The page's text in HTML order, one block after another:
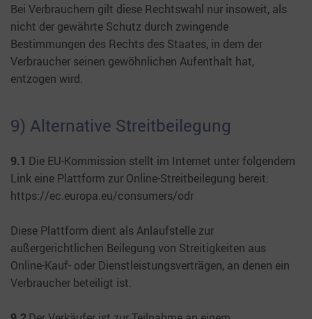
Bei Verbrauchern gilt diese Rechtswahl nur insoweit, als
nicht der gewährte Schutz durch zwingende
Bestimmungen des Rechts des Staates, in dem der
Verbraucher seinen gewöhnlichen Aufenthalt hat,
entzogen wird.
9) Alternative Streitbeilegung
9.1 Die EU-Kommission stellt im Internet unter folgendem
Link eine Plattform zur Online-Streitbeilegung bereit:
https://ec.europa.eu/consumers/odr
Diese Plattform dient als Anlaufstelle zur
außergerichtlichen Beilegung von Streitigkeiten aus
Online-Kauf- oder Dienstleistungsverträgen, an denen ein
Verbraucher beteiligt ist.